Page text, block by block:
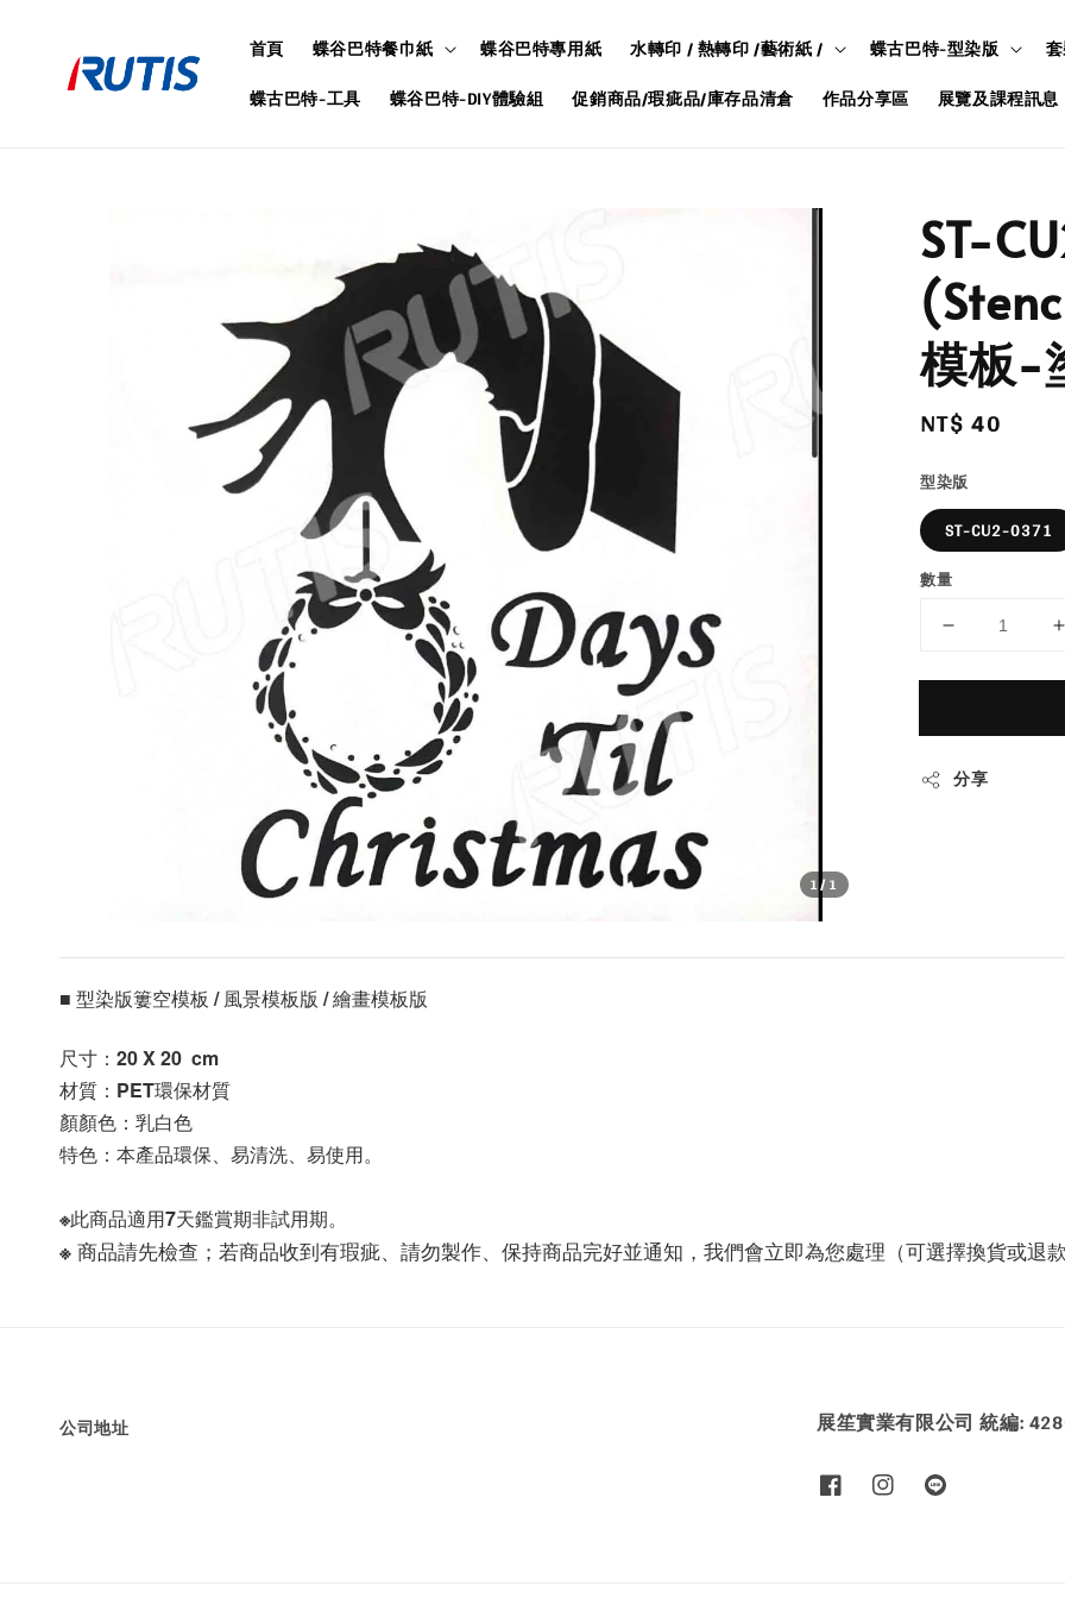
首頁 蝶谷巴特餐巾紙 蝶谷巴特專用紙 水轉印 / 熱轉印 /藝術紙 / 蝶古巴特-型染版
蝶古巴特-工具
蝶谷巴特-DIY體驗組 促銷商品/瑕疵品/庫存品清倉 作品分享區 展覽及課程訊息
1/1
ST-
模板-
Regular
NT$ 40
型染版
ST-CU2-0371
數量
分享
■ 型染版簍空模板 / 風景模板版 / 繪畫模板版
尺寸：20 X 20 cm
材質：PET環保材質
顏顏色：乳白色
特色：本產品環保、易清洗、易使用。
※此商品適用7天鑑賞期非試用期。
※ 商品請先檢查；若商品收到有瑕疵、請勿製作、保持商品完好並通知，我們會立即為您處理（可選擇換貨或退款
公司地址 展笙實業有限公司 統編: